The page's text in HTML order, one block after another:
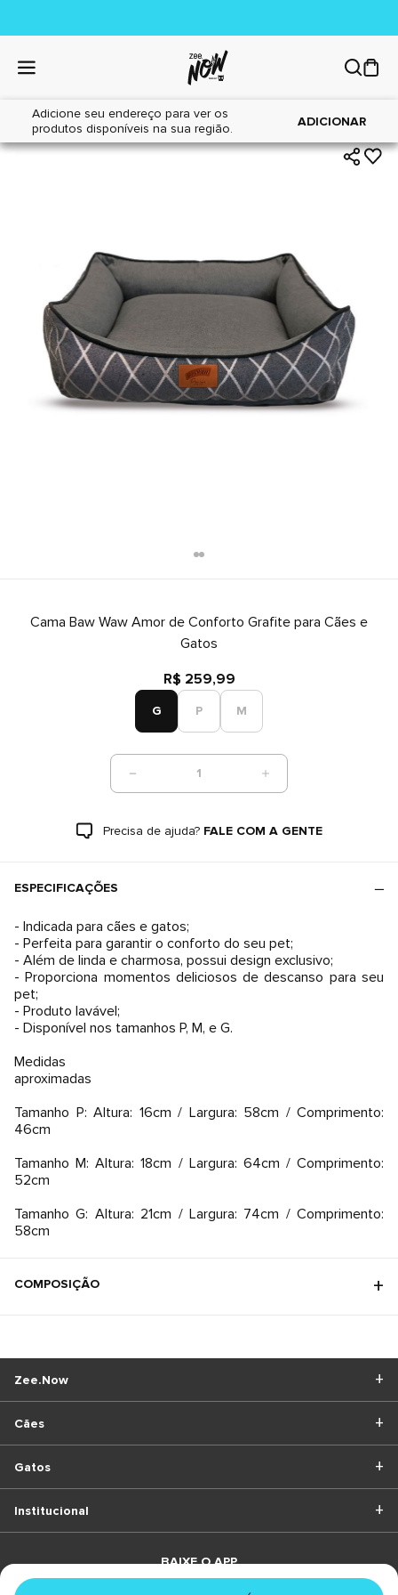
Adicione seu endereço para ver os
produtos disponíveis na sua região.
ADICIONAR
Home|Cães|Acessórios
Cama Baw Waw Amor de Conforto Grafite para Cães e
Gatos
R$ 259,99
G P M
1
Precisa de ajuda? FALE COM A GENTE
ESPECIFICAÇÕES
- Indicada para cães e gatos;
- Perfeita para garantir o conforto do seu pet;
- Além de linda e charmosa, possui design exclusivo;
- Proporciona momentos deliciosos de descanso para seu
pet;
- Produto lavável;
- Disponível nos tamanhos P, M, e G.
Medidas
aproximadas
Tamanho P: Altura: 16cm / Largura: 58cm / Comprimento:
46cm
Tamanho M: Altura: 18cm / Largura: 64cm / Comprimento:
52cm
Tamanho G: Altura: 21cm / Largura: 74cm / Comprimento:
58cm
COMPOSIÇÃO
Cães
Gatos
Zee.Now
Institucional
BAIXE O APP